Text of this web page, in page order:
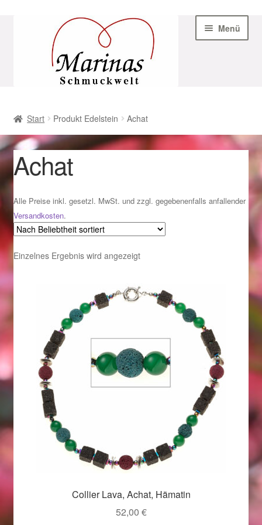
Navigation
Menü
AGB
Beispiel-Seite
Datenschutz
Geschenke zu Ostern 2023
Geschenke zu Ostern 2024
Geschenkideen für Weihnachten 2022
Geschenkideen für Weihnachten 2023
Geschenkideen für Weihnachten 2024
Geschenkideen für Weihnachten 2025
Halloween Schmuck online kaufen 2015
Halloween Schmuck online kaufen 2016
Halloween Schmuck online kaufen 2017
Halloween Schmuck online kaufen 2018
Start Produkt Edelstein Achat
Achat
Alle Preise inkl. gesetzl. MwSt. und zzgl. gegebenenfalls anfallender
Versandkosten.
Einzelnes Ergebnis wird angezeigt
Collier Lava, Achat, Hämatin
52,00 €